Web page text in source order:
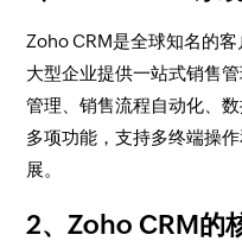
Zoho CRM是全球知名的
大型企业提供一站式销售
管理、销售流程自动化、
多项功能，支持多终端操
展。
2、Zoho CRM的